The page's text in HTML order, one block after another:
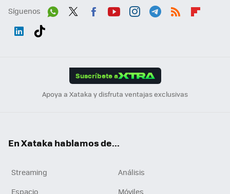
Síguenos
Suscríbete a
Apoya a Xataka y disfruta ventajas exclusivas
En Xataka hablamos de...
Streaming
Análisis
Espacio
Móviles